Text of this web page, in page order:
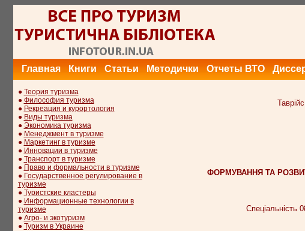
Главная Книги Статьи Методички Отчеты ВТО
● Теория туризма
● Философия туризма
● Рекреация и курортология
● Виды туризма
● Экономика туризма
● Менеджмент в туризме
● Маркетинг в туризме
● Инновации в туризме
● Транспорт в туризме
● Право и формальности в туризме
● Государственное регулирование в
туризме
● Туристские кластеры
● Информационные технологии в
туризме
● Агро- и экотуризм
● Туризм в Украине
ФОРМУВАННЯ ТА
Спеціальність